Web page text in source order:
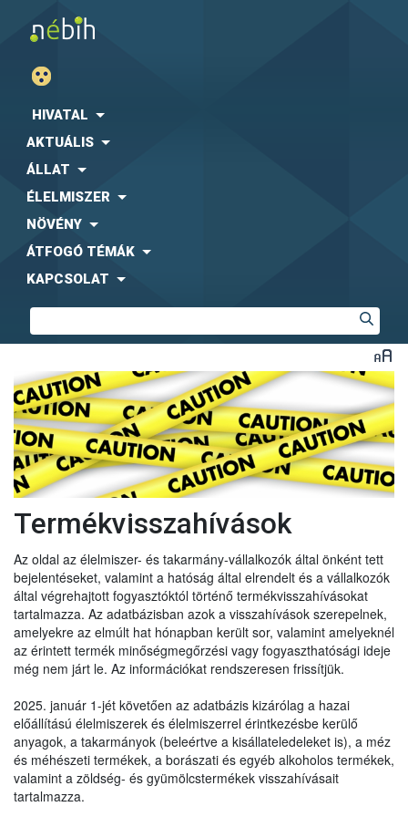
HIVATAL
AKTUÁLIS
ÁLLAT
ÉLELMISZER
NÖVÉNY
ÁTFOGÓ TÉMÁK
KAPCSOLAT
Termékvisszahívások
Az oldal az élelmiszer- és takarmány-vállalkozók által önként tett
bejelentéseket, valamint a hatóság által elrendelt és a vállalkozók
által végrehajtott fogyasztóktól történő termékvisszahívásokat
tartalmazza. Az adatbázisban azok a visszahívások szerepelnek,
amelyekre az elmúlt hat hónapban került sor, valamint amelyeknél
az érintett termék minőségmegőrzési vagy fogyaszthatósági ideje
még nem járt le. Az információkat rendszeresen frissítjük.
2025. január 1-jét követően az adatbázis kizárólag a hazai
előállítású élelmiszerek és élelmiszerrel érintkezésbe kerülő
anyagok, a takarmányok (beleértve a kisállateledeleket is), a méz
és méhészeti termékek, a borászati és egyéb alkoholos termékek,
valamint a zöldség- és gyümölcstermékek visszahívásait
tartalmazza.